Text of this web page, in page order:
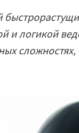
и логикой
сложностях,